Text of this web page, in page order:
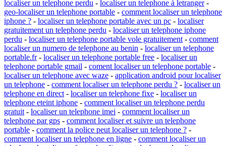
localiser un telephone perdu - localiser un telephone à letranger-
geo-localiser un telephone portable - comment localiser un telephone
iphone ? - localiser un telephone portable avec un pc - localiser
gratuitement un telephone perdu - localiser un telephone iphone
perdu - localiser un telephone portable vole gratuitement - comment
localiser un numero de telephone au benin - localiser un telephone
portable.fr- localiser un telephone portable free - localiser un
telephone portable gmail - coment localiser un telephone portable -
localiser un telephone avec waze - application android pour localiser
un telephone - comment localiser un telephone perdu ? - localiser un
telephone en direct - localiser un telephone fixe - localiser un
telephone eteint iphone - comment localiser un telephone perdu
gratuit - localiser un telephone imei - comment localiser un
telephone par gps - comment localiser et suivre un telephone
portable - comment la police peut localiser un telephone ? -
comment localiser un telephone en ligne - comment localiser un